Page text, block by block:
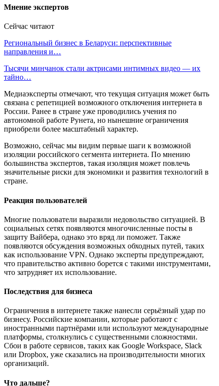
Мнение экспертов
Сейчас читают
Региональный бизнес в Беларуси: перспективные
направления и…
Тысячи минчанок стали актрисами интимных видео — их
тайно…
Медиаэксперты отмечают, что текущая ситуация может быть
связана с репетицией возможного отключения интернета в
России. Ранее в стране уже проводились учения по
автономной работе Рунета, но нынешние ограничения
приобрели более масштабный характер.
Возможно, сейчас мы видим первые шаги к возможной
изоляции российского сегмента интернета. По мнению
большинства экспертов, такая изоляция может повлечь
значительные риски для экономики и развития технологий в
стране.
Реакция пользователей
Многие пользователи выразили недовольство ситуацией. В
социальных сетях появляются многочисленные посты в
защиту Вайбера, однако это вряд ли поможет. Также
появляются обсуждения возможных обходных путей, таких
как использование VPN. Однако эксперты предупреждают,
что правительство активно борется с такими инструментами,
что затрудняет их использование.
Последствия для бизнеса
Ограничения в интернете также нанесли серьёзный удар по
бизнесу. Российские компании, которые работают с
иностранными партнёрами или используют международные
платформы, столкнулись с существенными сложностями.
Сбои в работе сервисов, таких как Google Workspace, Slack
или Dropbox, уже сказались на производительности многих
организаций.
Что дальше?